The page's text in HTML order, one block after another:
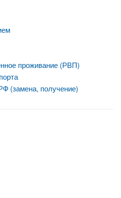
проживание (РВП)
(замена, получение)